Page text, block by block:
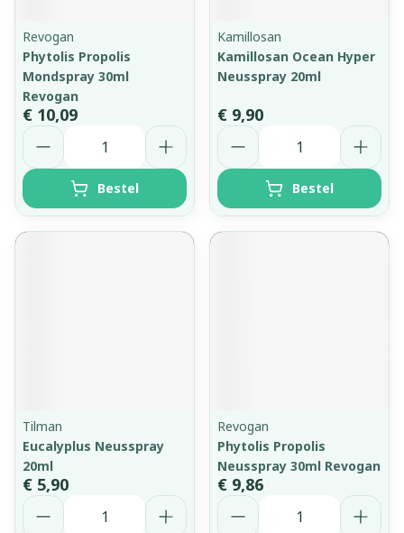
Revogan
Phytolis Propolis
Mondspray 30ml
Revogan
€ 10,09
Aantal
Bestel
Kamillosan
Kamillosan Ocean Hyper
Neusspray 20ml
€ 9,90
Aantal
Bestel
Tilman
Eucalyplus Neusspray
20ml
€ 5,90
Aantal
Revogan
Phytolis Propolis
Neusspray 30ml Revogan
€ 9,86
Aantal